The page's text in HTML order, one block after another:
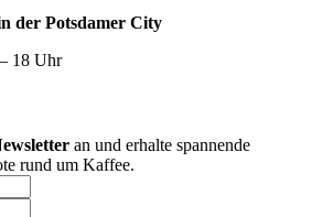
der Potsdamer City
18 Uhr
an und erhalte spannende
rund um Kaffee.